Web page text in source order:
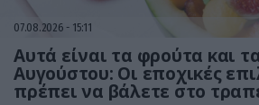
07.08.2026 15:11
Αυτά είναι τα φρούτα και
Αυγούστου: Οι εποχικές
πρέπει να βάλετε στο